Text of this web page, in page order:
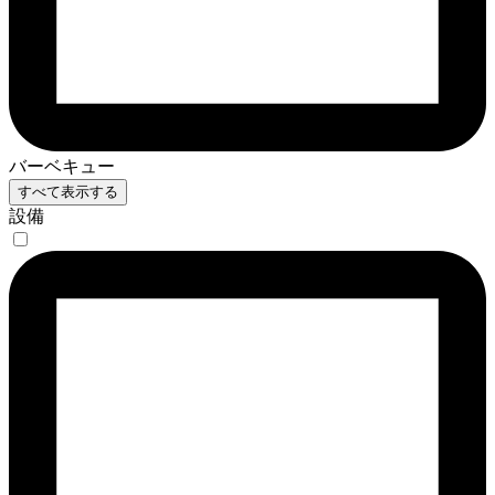
バーベキュー
すべて表示する
設備